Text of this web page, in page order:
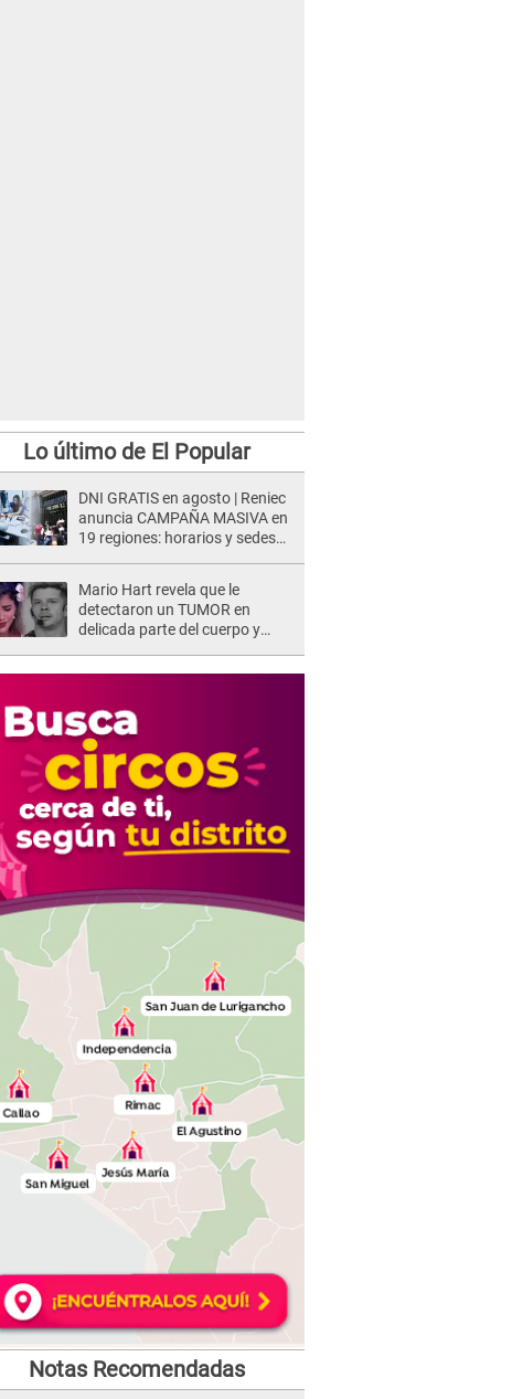
Lo último de El Popular
DNI GRATIS en agosto | Reniec
anuncia CAMPAÑA MASIVA en
19 regiones: horarios y sedes
Mario Hart revela que le
detectaron un TUMOR en
delicada parte del cuerpo y
Notas Recomendadas